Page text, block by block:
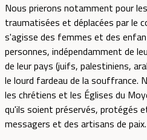
Nous prierons notamment pour
traumatisées et déplacées par le
s'agisse des femmes et des
personnes, indépendamment de
de leur pays (juifs, palestiniens,
le lourd fardeau de la souffrance.
les chrétiens et les Églises du
qu'ils soient préservés, protégés
messagers et des artisans de paix.